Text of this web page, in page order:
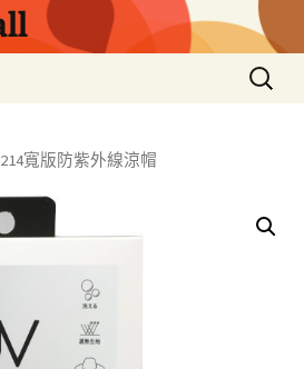
搜
尋
寬版防紫外線涼帽